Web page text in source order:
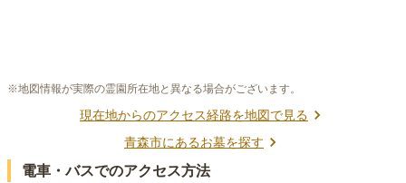
※地図情報が実際の霊園所在地と異なる場合がございます。
現在地からのアクセス経路を地図で見る
青森市にあるお墓を探す
電車・バスでのアクセス方法